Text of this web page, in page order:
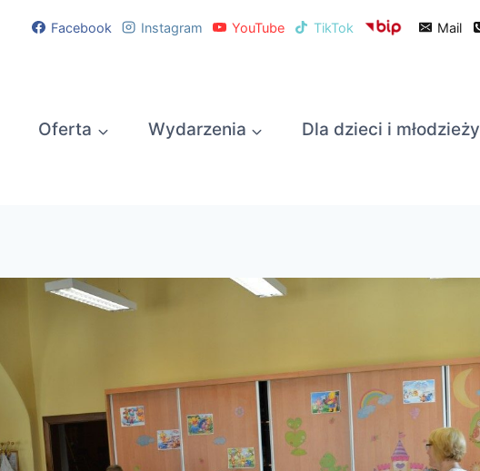
Facebook Instagram YouTube TikTok Mail
Oferta Wydarzenia Dla dzieci i młodzieży